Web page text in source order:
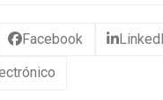
Facebook